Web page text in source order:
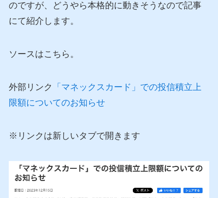
のですが、どうやら本格的に動きそうなので記事
にて紹介します。
ソースはこちら。
外部リンク
「マネックスカード」での投信積立上
限額についてのお知らせ
※リンクは新しいタブで開きます